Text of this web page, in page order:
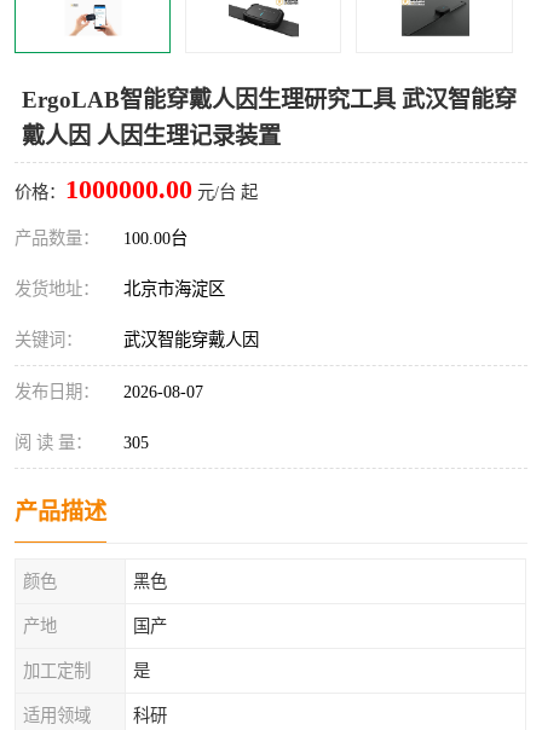
ErgoLAB智能穿戴人因生理研究工具 武汉智能穿
戴人因 人因生理记录装置
价格： 1000000.00 元/台 起
产品数量： 100.00台
发货地址： 北京市海淀区
关键词： 武汉智能穿戴人因
发布日期： 2026-08-07
阅 读 量： 305
产品描述
颜色 黑色
产地 国产
加工定制 是
适用领域 科研